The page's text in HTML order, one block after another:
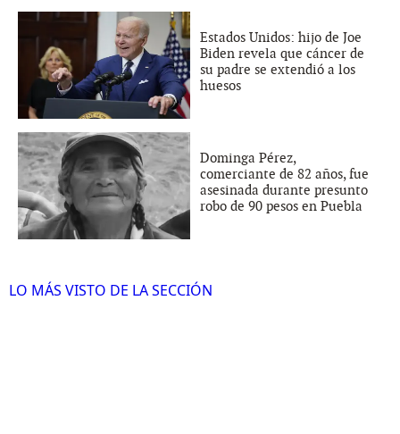
Estados Unidos: hijo de Joe
Biden revela que cáncer de
su padre se extendió a los
huesos
Dominga Pérez,
comerciante de 82 años, fue
asesinada durante presunto
robo de 90 pesos en Puebla
LO MÁS VISTO DE LA SECCIÓN